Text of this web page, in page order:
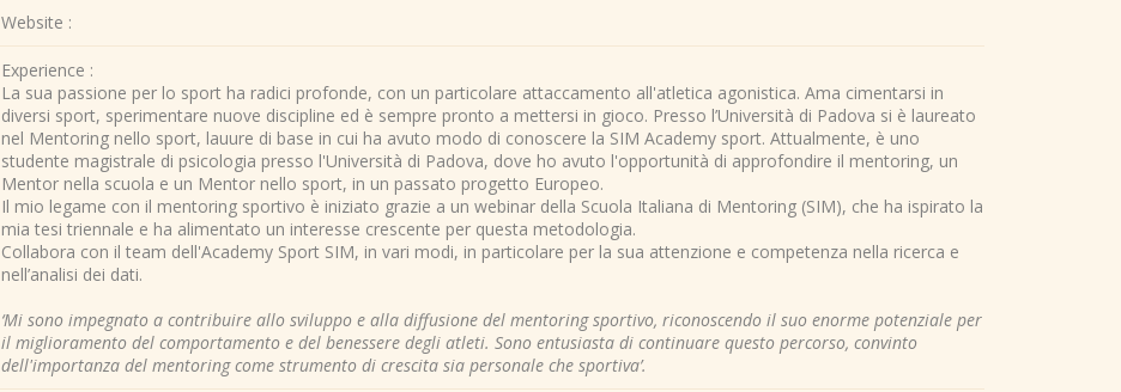
Website :
Experience :
La sua passione per lo sport ha radici profonde, con un particolare attaccamento all'atletica agonistica. Ama cimentarsi in
diversi sport, sperimentare nuove discipline ed è sempre pronto a mettersi in gioco. Presso l’Università di Padova si è laureato
nel Mentoring nello sport, lauure di base in cui ha avuto modo di conoscere la SIM Academy sport. Attualmente, è uno
studente magistrale di psicologia presso l'Università di Padova, dove ho avuto l'opportunità di approfondire il mentoring, un
Mentor nella scuola e un Mentor nello sport, in un passato progetto Europeo.
Il mio legame con il mentoring sportivo è iniziato grazie a un webinar della Scuola Italiana di Mentoring (SIM), che ha ispirato la
mia tesi triennale e ha alimentato un interesse crescente per questa metodologia.
Collabora con il team dell'Academy Sport SIM, in vari modi, in particolare per la sua attenzione e competenza nella ricerca e
nell’analisi dei dati.
‘Mi sono impegnato a contribuire allo sviluppo e alla diffusione del mentoring sportivo, riconoscendo il suo enorme potenziale per
il miglioramento del comportamento e del benessere degli atleti. Sono entusiasta di continuare questo percorso, convinto
dell'importanza del mentoring come strumento di crescita sia personale che sportiva’.